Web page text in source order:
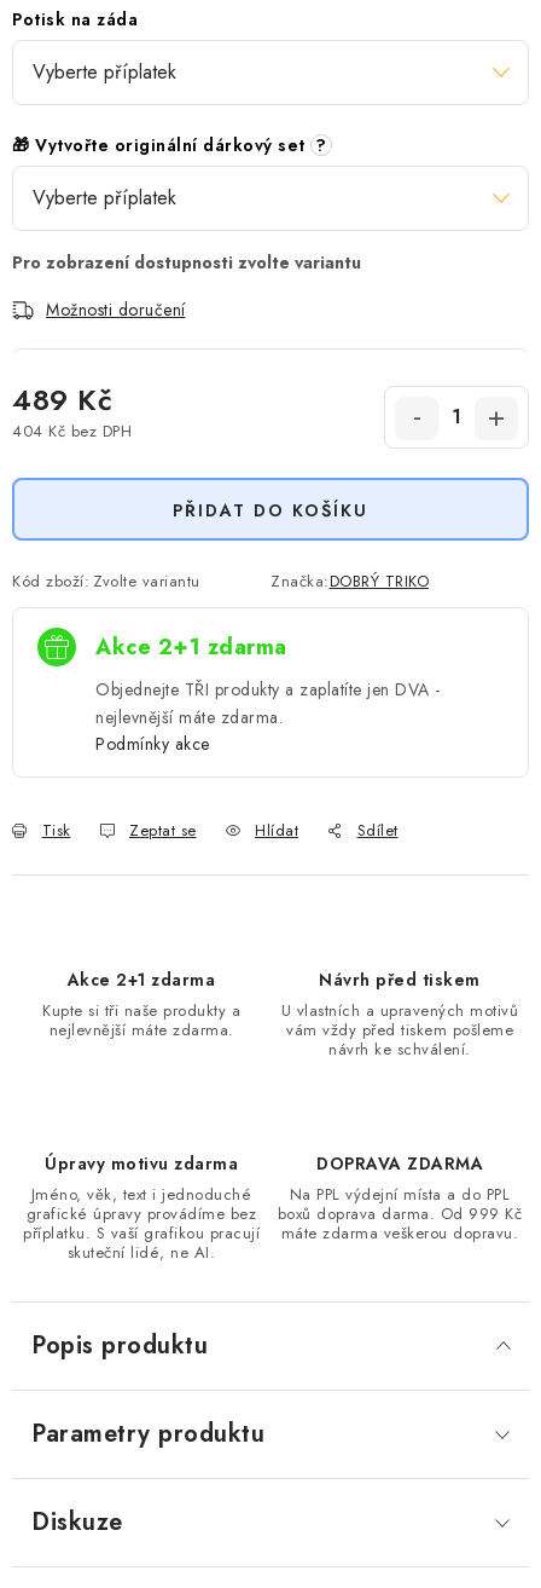
Potisk na záda
🎁 Vytvořte originální dárkový set ?
Možnosti doručení
489 Kč
404 Kč bez DPH
PŘIDAT DO KOŠÍKU
Kód zboží: Zvolte variantu Značka:DOBRÝ TRIKO
Akce 2+1 zdarma
Objednejte TŘI produkty a zaplatíte jen DVA -
nejlevnější máte zdarma.
Podmínky akce
Tisk Zeptat se Hlídat Sdílet
Akce 2+1 zdarma
Kupte si tři naše produkty a
nejlevnější máte zdarma.
Návrh před tiskem
U vlastních a upravených motivů
vám vždy před tiskem pošleme
návrh ke schválení.
Úpravy motivu zdarma
Jméno, věk, text i jednoduché
grafické úpravy provádíme bez
příplatku. S vaší grafikou pracují
skuteční lidé, ne AI.
DOPRAVA ZDARMA
Na PPL výdejní místa a do PPL
boxů doprava darma. Od 999 Kč
máte zdarma veškerou dopravu.
Popis produktu
Parametry produktu
Diskuze